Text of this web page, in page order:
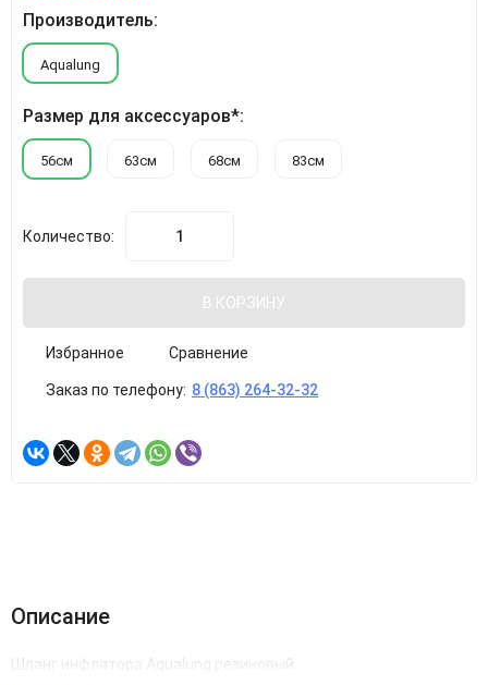
Производитель:
Aqualung
Размер для аксессуаров*:
56см 63см 68см 83см
Количество:
В КОРЗИНУ
Избранное Сравнение
Заказ по телефону: 8 (863) 264-32-32
Описание
Шланг инфлятора Aqualung резиновый